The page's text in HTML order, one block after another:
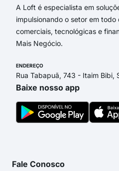
A Loft é especialista em
impulsionando o setor em todo
comerciais, tecnológicas e
Mais Negócio.
ENDEREÇO
Rua Tabapuã, 743 - Itaim Bibi,
Baixe nosso app
Fale Conosco